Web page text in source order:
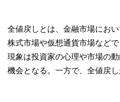
全値戻しとは、金融市場にお
株式市場や仮想通貨市場など
現象は投資家の心理や市場の
機会となる。一方で、全値戻